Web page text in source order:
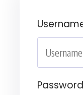
Password